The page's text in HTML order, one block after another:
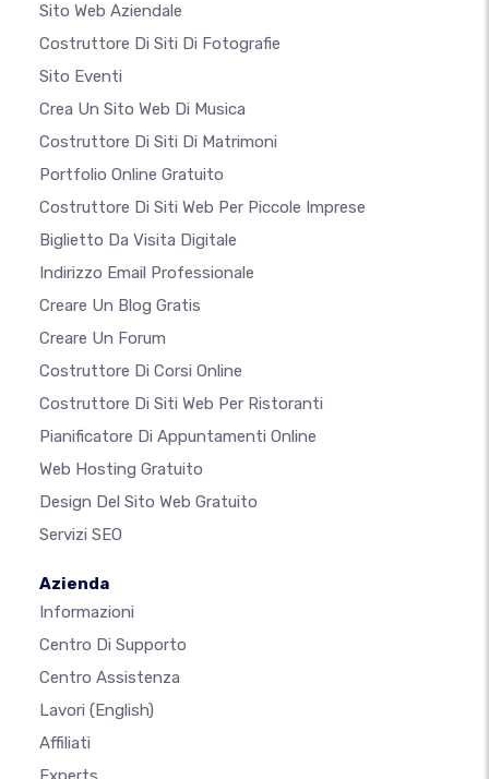
Sito Web Aziendale
Costruttore Di Siti Di Fotografie
Sito Eventi
Crea Un Sito Web Di Musica
Costruttore Di Siti Di Matrimoni
Portfolio Online Gratuito
Costruttore Di Siti Web Per Piccole Imprese
Biglietto Da Visita Digitale
Indirizzo Email Professionale
Creare Un Blog Gratis
Creare Un Forum
Costruttore Di Corsi Online
Costruttore Di Siti Web Per Ristoranti
Pianificatore Di Appuntamenti Online
Web Hosting Gratuito
Design Del Sito Web Gratuito
Servizi SEO
Azienda
Informazioni
Centro Di Supporto
Centro Assistenza
Lavori (English)
Affiliati